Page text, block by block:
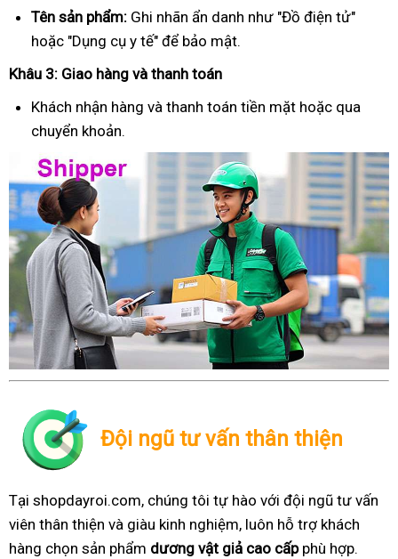
Tên sản phẩm: Ghi nhãn ẩn danh như "Đồ điện tử"
hoặc "Dụng cụ y tế" để bảo mật.
Khâu 3: Giao hàng và thanh toán
Khách nhận hàng và thanh toán tiền mặt hoặc qua
chuyển khoản.
Đội ngũ tư vấn thân thiện
Tại shopdayroi.com, chúng tôi tự hào với đội ngũ tư vấn
viên thân thiện và giàu kinh nghiệm, luôn hỗ trợ khách
hàng chọn sản phẩm dương vật giả cao cấpphù hợp.